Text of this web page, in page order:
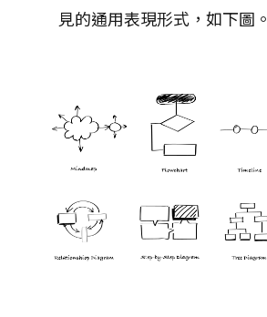
見的通用表現形式，如下圖。